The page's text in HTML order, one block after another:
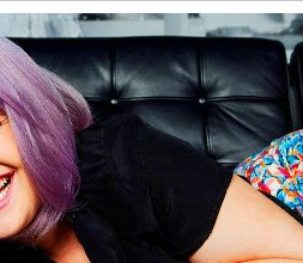
yang sedang dikaji
penuh terhadap siasatan
akan reda serta keadaan